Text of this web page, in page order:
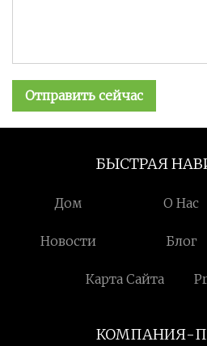
Отправить сейчас
БЫСТРАЯ
Дом О Нас
Новости Блог
Карта Сайта
КОМПАНИЯ-